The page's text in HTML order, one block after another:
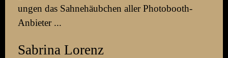
ungen das Sahn­ehäub­chen aller Photo­booth-
Anbieter ...
Sabrina Lorenz